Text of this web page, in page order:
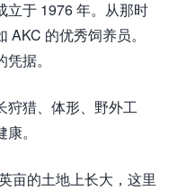
立于 1976 年。从那时
的优秀饲养员。
据。
狩猎、体形、野外工
。
亩的土地上长大，这里